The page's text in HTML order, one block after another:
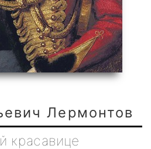
Лермонтов
красавице